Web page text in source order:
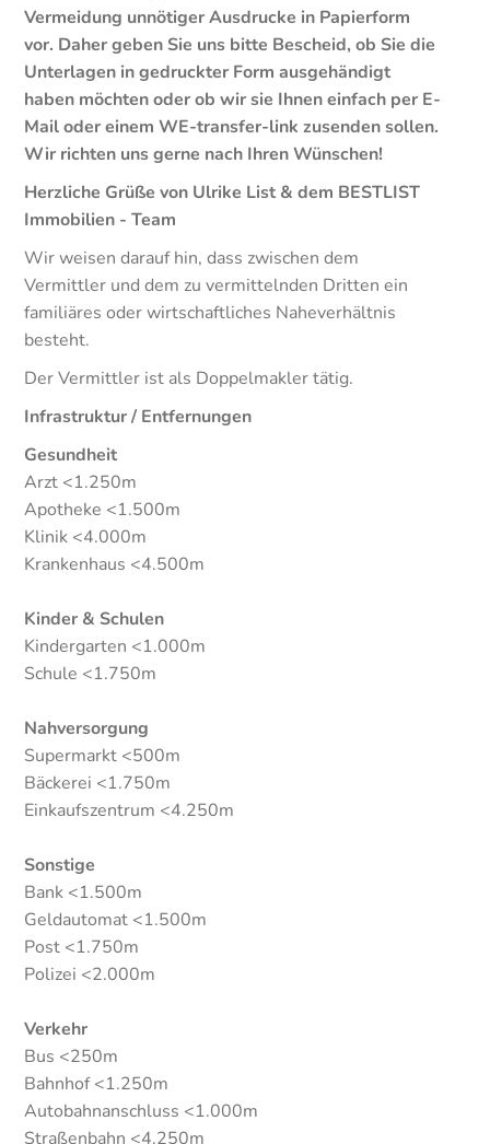
Vermeidung unnötiger Ausdrucke in Papierform
vor. Daher geben Sie uns bitte Bescheid, ob Sie die
Unterlagen in gedruckter Form ausgehändigt
haben möchten oder ob wir sie Ihnen einfach per E-
Mail oder einem WE-transfer-link zusenden sollen.
Wir richten uns gerne nach Ihren Wünschen!
Herzliche Grüße von Ulrike List & dem BESTLIST
Immobilien - Team
Wir weisen darauf hin, dass zwischen dem
Vermittler und dem zu vermittelnden Dritten ein
familiäres oder wirtschaftliches Naheverhältnis
besteht.
Der Vermittler ist als Doppelmakler tätig.
Infrastruktur / Entfernungen
Gesundheit
Arzt <1.250m
Apotheke <1.500m
Klinik <4.000m
Krankenhaus <4.500m
Kinder & Schulen
Kindergarten <1.000m
Schule <1.750m
Nahversorgung
Supermarkt <500m
Bäckerei <1.750m
Einkaufszentrum <4.250m
Sonstige
Bank <1.500m
Geldautomat <1.500m
Post <1.750m
Polizei <2.000m
Verkehr
Bus <250m
Bahnhof <1.250m
Autobahnanschluss <1.000m
Straßenbahn <4.250m